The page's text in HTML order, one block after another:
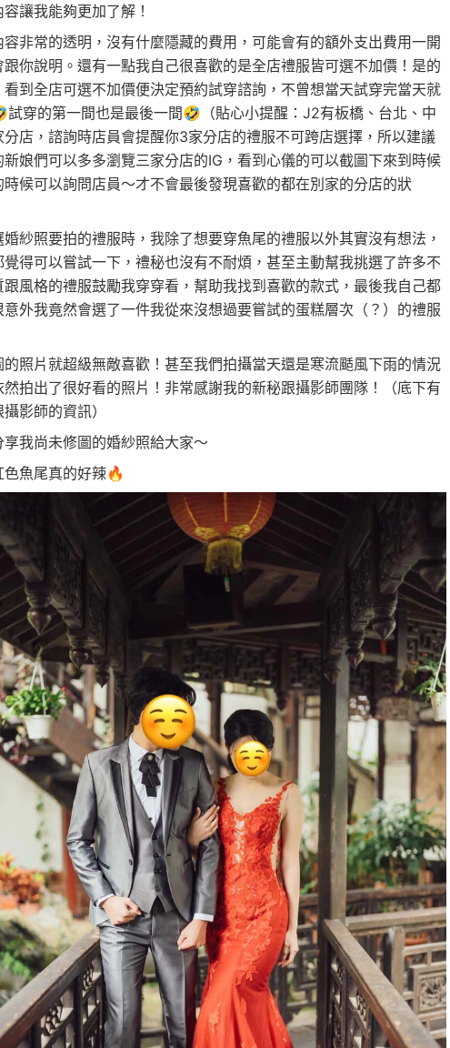
讓我能夠更加了解！
容非常的透明，沒有什麼隱藏的費用，可能會有的額外支出費用一開
跟你說明。還有一點我自己很喜歡的是全店禮服皆可選不加價！是的
看到全店可選不加價便決定預約試穿諮詢，不曾想當天試穿完當天就
試穿的第一間也是最後一間🤣（貼心小提醒：J2有板橋、台北、中
分店，諮詢時店員會提醒你3家分店的禮服不可跨店選擇，所以建議
新娘們可以多多瀏覽三家分店的IG，看到心儀的可以截圖下來到時候
時候可以詢問店員～才不會最後發現喜歡的都在別家的分店的狀
婚紗照要拍的禮服時，我除了想要穿魚尾的禮服以外其實沒有想法，
覺得可以嘗試一下，禮秘也沒有不耐煩，甚至主動幫我挑選了許多不
跟風格的禮服鼓勵我穿穿看，幫助我找到喜歡的款式，最後我自己都
意外我竟然會選了一件我從來沒想過要嘗試的蛋糕層次（？）的禮服
的照片就超級無敵喜歡！甚至我們拍攝當天還是寒流颳風下雨的情況
然拍出了很好看的照片！非常感謝我的新秘跟攝影師團隊！（底下有
影師的資訊）
享我尚未修圖的婚紗照給大家～
色魚尾真的好辣🔥